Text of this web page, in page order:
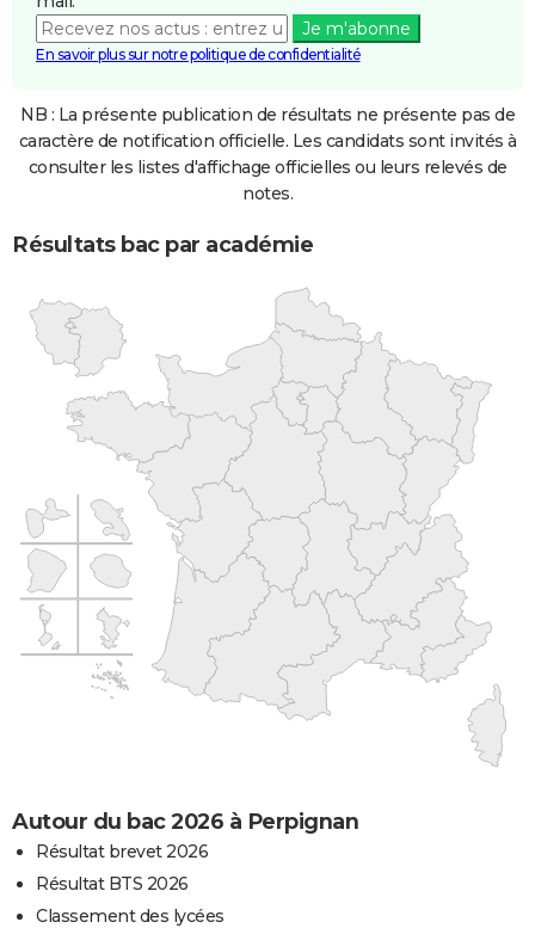
Je m'abonne
En savoir plus sur notre politique de confidentialité
NB : La présente publication de résultats ne présente pas de
caractère de notification officielle. Les candidats sont invités à
consulter les listes d'affichage officielles ou leurs relevés de
notes.
Résultats bac par académie
Autour du bac 2026 à Perpignan
Résultat brevet 2026
Résultat BTS 2026
Classement des lycées